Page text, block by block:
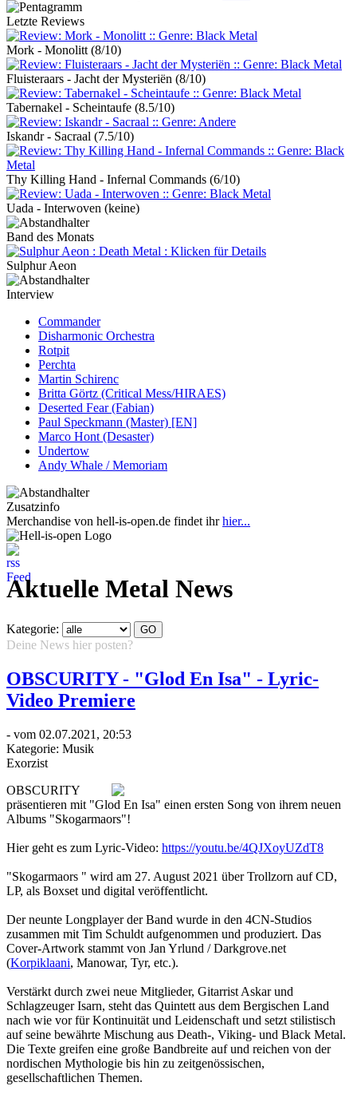
Letzte Reviews
Mork - Monolitt (8/10)
Fluisteraars - Jacht der Mysteriën (8/10)
Tabernakel - Scheintaufe (8.5/10)
Iskandr - Sacraal (7.5/10)
Thy Killing Hand - Infernal Commands (6/10)
Uada - Interwoven (keine)
Band des Monats
Sulphur Aeon
Interview
Commander
Disharmonic Orchestra
Rotpit
Perchta
Martin Schirenc
Britta Görtz (Critical Mess/HIRAES)
Deserted Fear (Fabian)
Paul Speckmann (Master) [EN]
Marco Hont (Desaster)
Undertow
Andy Whale / Memoriam
Zusatzinfo
Merchandise von hell-is-open.de findet ihrhier...
Aktuelle Metal News
Kategorie:
Deine News hier posten?
OBSCURITY - "Glod En Isa" - Lyric-
Video Premiere
- vom 02.07.2021, 20:53
Kategorie: Musik
Exorzist
OBSCURITY
präsentieren mit "Glod En Isa" einen ersten Song von ihrem neuen
Albums "Skogarmaors"!
Hier geht es zum Lyric-Video: https://youtu.be/4QJXoyUZdT8
"Skogarmaors " wird am 27. August 2021 über Trollzorn auf CD,
LP, als Boxset und digital veröffentlicht.
Der neunte Longplayer der Band wurde in den 4CN-Studios
zusammen mit Tim Schuldt aufgenommen und produziert. Das
Cover-Artwork stammt von Jan Yrlund / Darkgrove.net
(Korpiklaani, Manowar, Tyr, etc.).
Verstärkt durch zwei neue Mitglieder, Gitarrist Askar und
Schlagzeuger Isarn, steht das Quintett aus dem Bergischen Land
nach wie vor für Kontinuität und Leidenschaft und setzt stilistisch
auf seine bewährte Mischung aus Death-, Viking- und Black Metal.
Die Texte greifen eine große Bandbreite auf und reichen von der
nordischen Mythologie bis hin zu zeitgenössischen,
gesellschaftlichen Themen.